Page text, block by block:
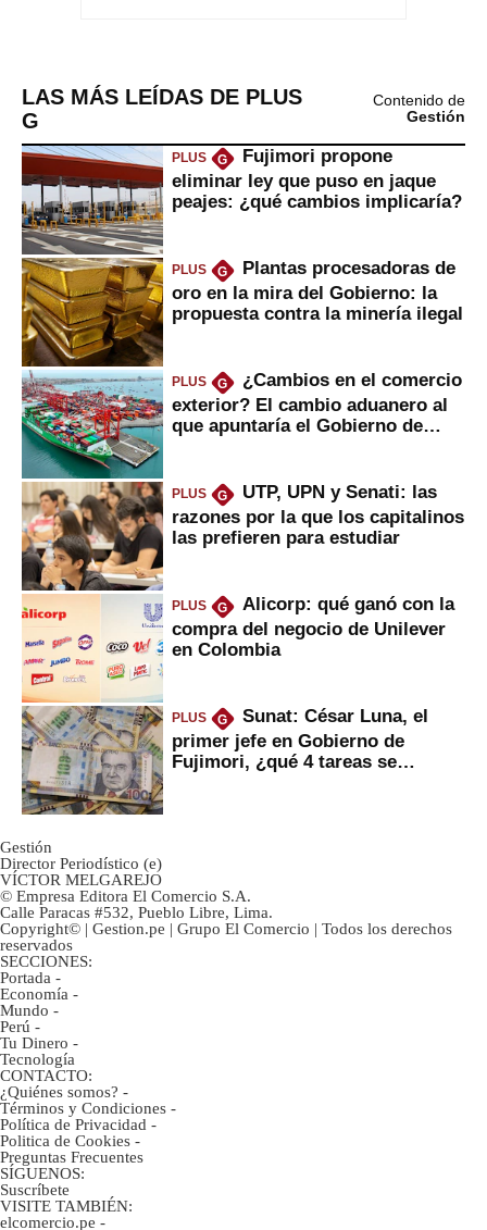
LAS MÁS LEÍDAS DE PLUS
G
Contenido de
Gestión
PLUS G
Fujimori propone
eliminar ley que puso en jaque
peajes: ¿qué cambios implicaría?
PLUS G
Plantas procesadoras de
oro en la mira del Gobierno: la
propuesta contra la minería ilegal
PLUS G
¿Cambios en el comercio
exterior? El cambio aduanero al
que apuntaría el Gobierno de
PLUS G
UTP, UPN y Senati: las
razones por la que los capitalinos
las prefieren para estudiar
PLUS G
Alicorp: qué ganó con la
compra del negocio de Unilever
en Colombia
PLUS G
Sunat: César Luna, el
primer jefe en Gobierno de
Fujimori, ¿qué 4 tareas se
Gestión
Director Periodístico (e)
VÍCTOR MELGAREJO
© Empresa Editora El Comercio S.A.
Calle Paracas #532, Pueblo Libre, Lima.
Copyright© | Gestion.pe | Grupo El Comercio | Todos los derechos
reservados
SECCIONES:
Portada -
Economía -
Mundo -
Perú -
Tu Dinero -
Tecnología
CONTACTO:
¿Quiénes somos? -
Términos y Condiciones -
Política de Privacidad -
Politica de Cookies -
Preguntas Frecuentes
SÍGUENOS:
Suscríbete
VISITE TAMBIÉN:
elcomercio.pe -